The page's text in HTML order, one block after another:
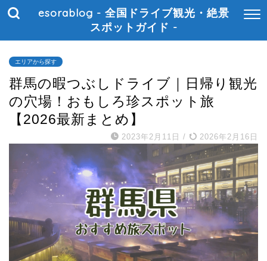
esorablog - 全国ドライブ観光・絶景
スポットガイド -
エリアから探す
群馬の暇つぶしドライブ｜日帰り観光
の穴場！おもしろ珍スポット旅
【2026最新まとめ】
2023年2月11日 / 2026年2月16日